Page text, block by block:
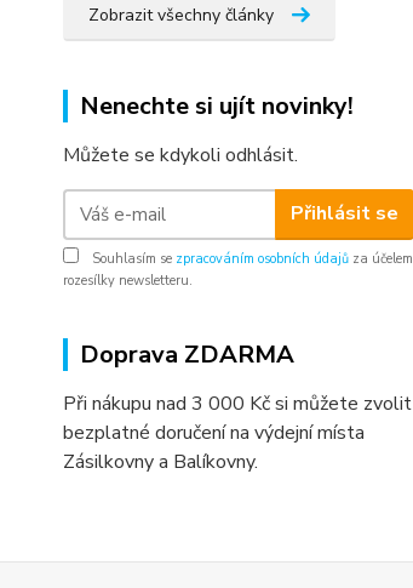
Zobrazit všechny články
Nenechte si ujít novinky!
Můžete se kdykoli odhlásit.
Přihlásit se
Souhlasím se zpracováním osobních údajů za účelem
rozesílky newsletteru.
Doprava ZDARMA
Při nákupu nad 3 000 Kč si můžete zvolit
bezplatné doručení na výdejní místa
Zásilkovny a Balíkovny.